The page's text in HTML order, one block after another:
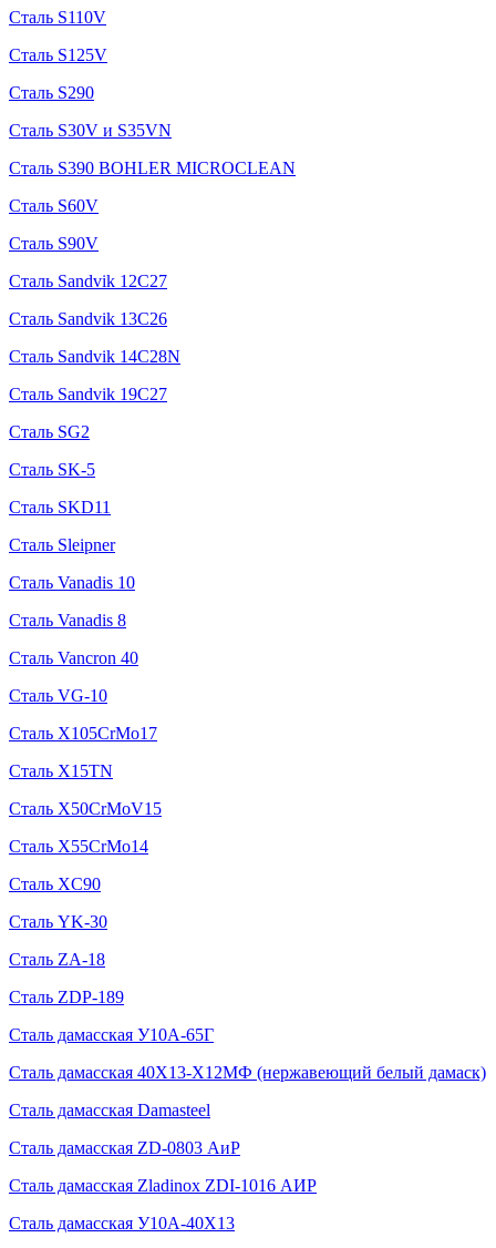
Сталь S110V
Сталь S125V
Сталь S290
Сталь S30V и S35VN
Сталь S390 BOHLER MICROCLEAN
Сталь S60V
Сталь S90V
Сталь Sandvik 12C27
Сталь Sandvik 13C26
Сталь Sandvik 14C28N
Сталь Sandvik 19C27
Сталь SG2
Сталь SK-5
Сталь SKD11
Сталь Sleipner
Сталь Vanadis 10
Сталь Vanadis 8
Сталь Vancron 40
Сталь VG-10
Сталь X105CrMo17
Сталь X15TN
Сталь X50CrMoV15
Сталь X55CrMo14
Сталь XC90
Сталь YK-30
Сталь ZA-18
Сталь ZDP-189
Сталь дамасская У10А-65Г
Сталь дамасская 40Х13-Х12МФ (нержавеющий белый дамаск)
Сталь дамасская Damasteel
Сталь дамасская ZD-0803 АиР
Сталь дамасская Zladinox ZDI-1016 АИР
Сталь дамасская У10А-40Х13